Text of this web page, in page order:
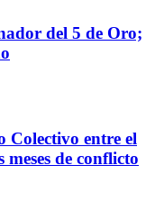
del 5 de Oro;
Colectivo entre el
de conflicto